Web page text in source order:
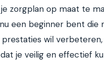
zorgplan op maat te
een beginner bent
wil
je veilig en effectief